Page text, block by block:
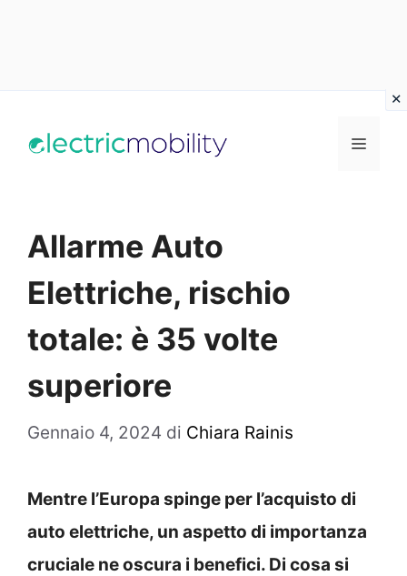
Menu
Allarme Auto
Elettriche, rischio
totale: è 35 volte
superiore
Gennaio 4, 2024 di Chiara Rainis
Mentre l’Europa spinge per l’acquisto di
auto elettriche, un aspetto di importanza
cruciale ne oscura i benefici. Di cosa si